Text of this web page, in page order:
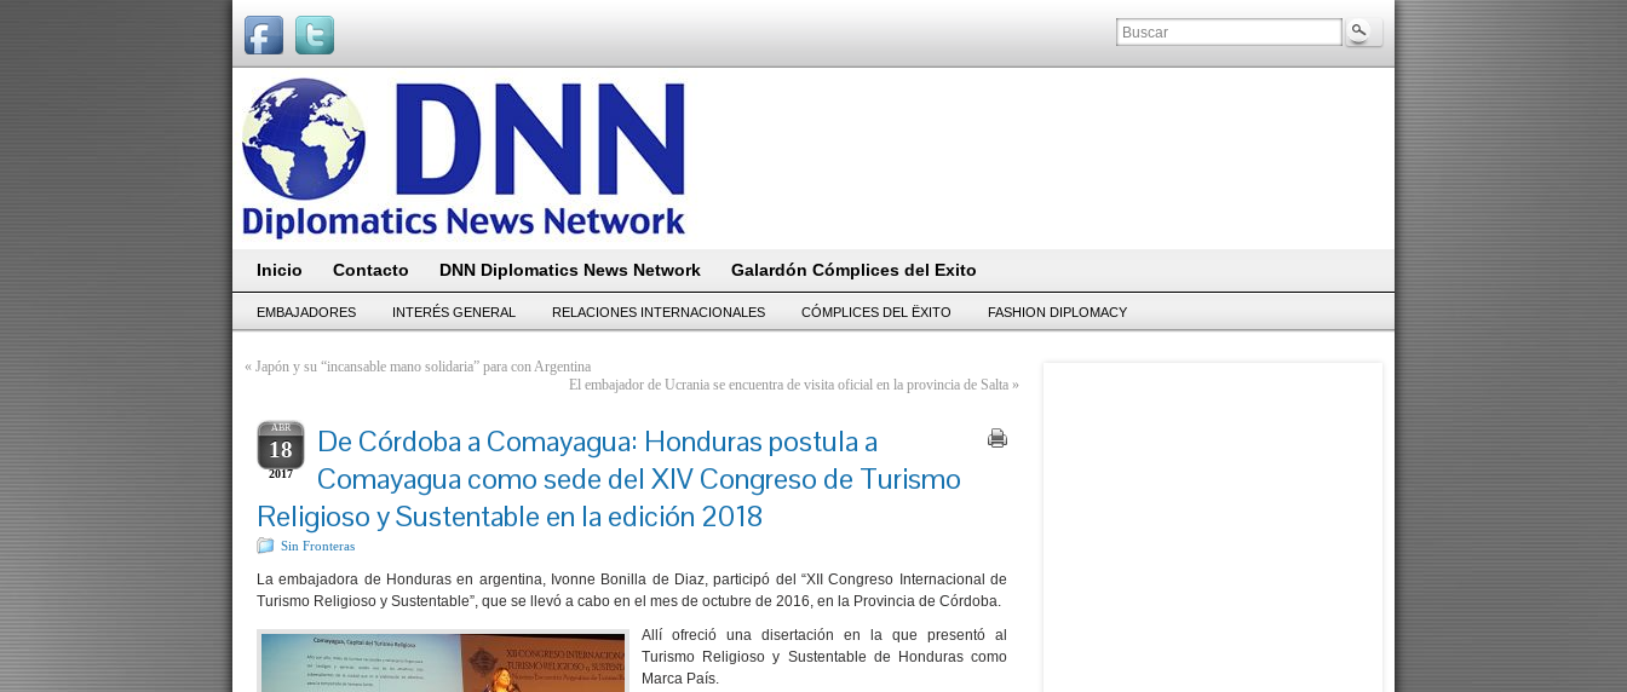
Inicio Contacto DNN Diplomatics News Network Galardón Cómplices del Exito
EMBAJADORES INTERÉS GENERAL RELACIONES INTERNACIONALES CÓMPLICES DEL ËXITO FASHION DIPLOMACY
« Japón y su “incansable mano solidaria” para con Argentina
El embajador de Ucrania se encuentra de visita oficial en la provincia de Salta »
ABR
18
2017
De Córdoba a Comayagua: Honduras postula a
Comayagua como sede del XIV Congreso de Turismo
Religioso y Sustentable en la edición 2018
Sin Fronteras
La embajadora de Honduras en argentina, Ivonne Bonilla de Diaz, participó del “XII Congreso Internacional de
Turismo Religioso y Sustentable”, que se llevó a cabo en el mes de octubre de 2016, en la Provincia de Córdoba.
Allí ofreció una disertación en la que presentó al
Turismo Religioso y Sustentable de Honduras como
Marca País.